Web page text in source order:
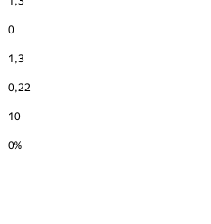
0
1,3
0,22
10
0%